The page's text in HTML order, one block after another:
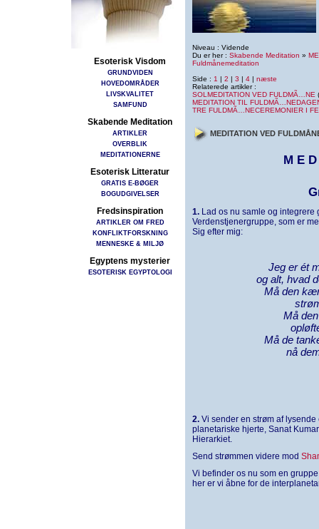
Esoterisk Visdom
GRUNDVIDEN
HOVEDOMRÅDER
LIVSKVALITET
SAMFUND
Skabende Meditation
ARTIKLER
OVERBLIK
MEDITATIONERNE
Esoterisk Litteratur
GRATIS E-BØGER
BOGUDGIVELSER
Fredsinspiration
ARTIKLER OM FRED
KONFLIKTFORSKNING
MENNESKE & MILJØ
Egyptens mysterier
ESOTERISK EGYPTOLOGI
Niveau : Vidende
Du er her : Skabende Meditation »
Fuldmånemeditation
Side : 1 | 2 | 3 | 4 | næste
Relaterede artikler :
SOLMEDITATION VED FULDMÃ…NE
MEDITATION TIL
TRE FULDMÃ…NECEREMONIER I
MEDITATION VED
M E
1. Lad os nu samle og
Verdenstjenergruppe, som er
Sig efter mig:
Jeg er ét
og alt, hvad
Må den
Må
Må de
nå
2. Vi sender en strøm af
planetariske hjerte, Sanat
Hierarkiet.
Send strømmen videre mod
Vi befinder os nu som en
her er vi åbne for de